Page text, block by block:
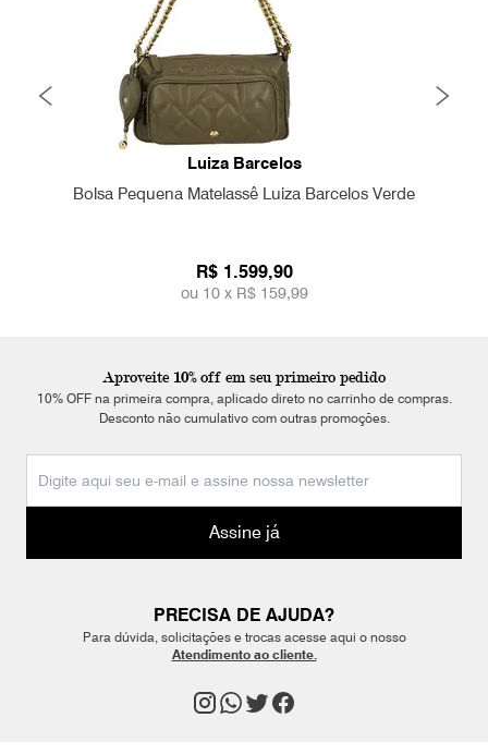
Luiza Barcelos
Bolsa Pequena Matelassê Luiza Barcelos Verde
R$ 1.599,90
ou 10 x R$ 159,99
Aproveite 10% off em seu primeiro pedido
10% OFF na primeira compra, aplicado direto no carrinho de compras.
Desconto não cumulativo com outras promoções.
Assine já
PRECISA DE AJUDA?
Para dúvida, solicitações e trocas acesse aqui o nosso
Atendimento ao cliente.